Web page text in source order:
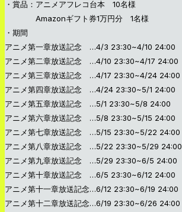
・賞品：アニメアフレコ台本 10名様
Amazonギフト券1万円分 1名様
・期間
アニメ第一章放送記念 …4/3 23:30~4/10 24:00
アニメ第二章放送記念 …4/10 23:30~4/17 24:00
アニメ第三章放送記念 …4/17 23:30~4/24 24:00
アニメ第四章放送記念 …4/24 23:30~5/1 24:00
アニメ第五章放送記念 …5/1 23:30~5/8 24:00
アニメ第六章放送記念 …5/8 23:30~5/15 24:00
アニメ第七章放送記念 …5/15 23:30~5/22 24:00
アニメ第八章放送記念 …5/22 23:30~5/29 24:00
アニメ第九章放送記念 …5/29 23:30~6/5 24:00
アニメ第十章放送記念 …6/5 23:30~6/12 24:00
アニメ第十一章放送記念…6/12 23:30~6/19 24:00
アニメ第十二章放送記念…6/19 23:30~6/26 24:00